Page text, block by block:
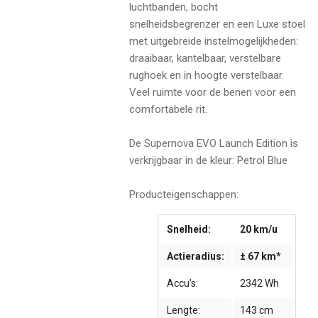
luchtbanden, bocht
snelheidsbegrenzer en een Luxe stoel
met uitgebreide instelmogelijkheden:
draaibaar, kantelbaar, verstelbare
rughoek en in hoogte verstelbaar.
Veel ruimte voor de benen voor een
comfortabele rit.
De Supernova EVO Launch Edition is
verkrijgbaar in de kleur: Petrol Blue
Producteigenschappen:
Snelheid: 20 km/u
Actieradius: ± 67 km*
Accu’s: 2342 Wh
Lengte: 143 cm